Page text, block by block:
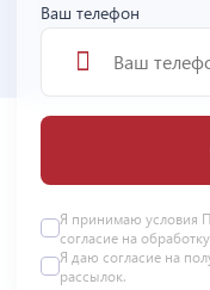
Ваш телефон
Я принимаю условия
согласие на
Я даю согласие на
рассылок.